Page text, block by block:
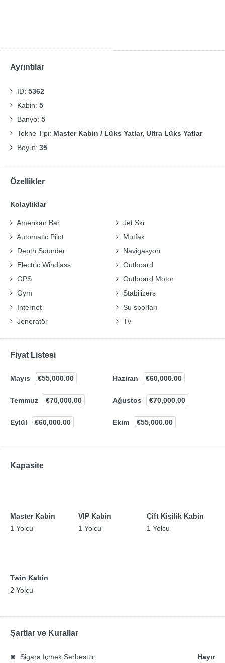
Ayrıntılar
ID: 5362
Kabin: 5
Banyo: 5
Tekne Tipi: Master Kabin / Lüks Yatlar, Ultra Lüks Yatlar
Boyut: 35
Özellikler
Kolaylıklar
Amerikan Bar
Automatic Pilot
Depth Sounder
Electric Windlass
GPS
Gym
Internet
Jeneratör
Jet Ski
Mutfak
Navigasyon
Outboard
Outboard Motor
Stabilizers
Su sporları
Tv
Fiyat Listesi
Mayıs €55,000.00 Haziran €60,000.00
Temmuz €70,000.00 Ağustos €70,000.00
Eylül €60,000.00 Ekim €55,000.00
Kapasite
Master Kabin
1 Yolcu
VIP Kabin
1 Yolcu
Çift Kişilik Kabin
1 Yolcu
Twin Kabin
2 Yolcu
Şartlar ve Kurallar
Sigara Içmek Serbesttir: Hayır